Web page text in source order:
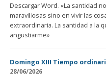
Descargar Word. «La santidad
maravillosas sino en vivir las
extraordinaria. La santidad a la
angustiarme»
Domingo XIII Tiempo
28/06/2026